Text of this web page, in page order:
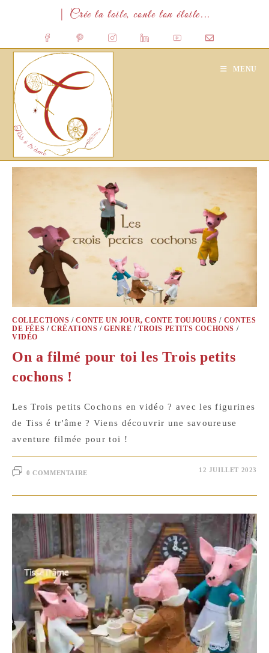
| Crée ta toile, conte ton étoile...
MENU
COLLECTIONS /CONTE UN JOUR, CONTE TOUJOURS / CONTES
DE FÉES /CRÉATIONS /GENRE /TROIS PETITS COCHONS /
VIDÉO
On a filmé pour toi les Trois petits
cochons !
Les Trois petits Cochons en vidéo ? avec les figurines
de Tiss é tr'âme ? Viens découvrir une savoureuse
aventure filmée pour toi !
0 COMMENTAIRE 12 JUILLET 2023